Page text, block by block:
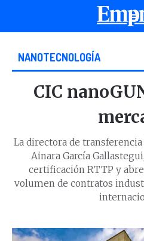
NANOTECNOLOGÍA
CIC
La directora de
Ainara García
certificación RTTP y
volumen de contratos